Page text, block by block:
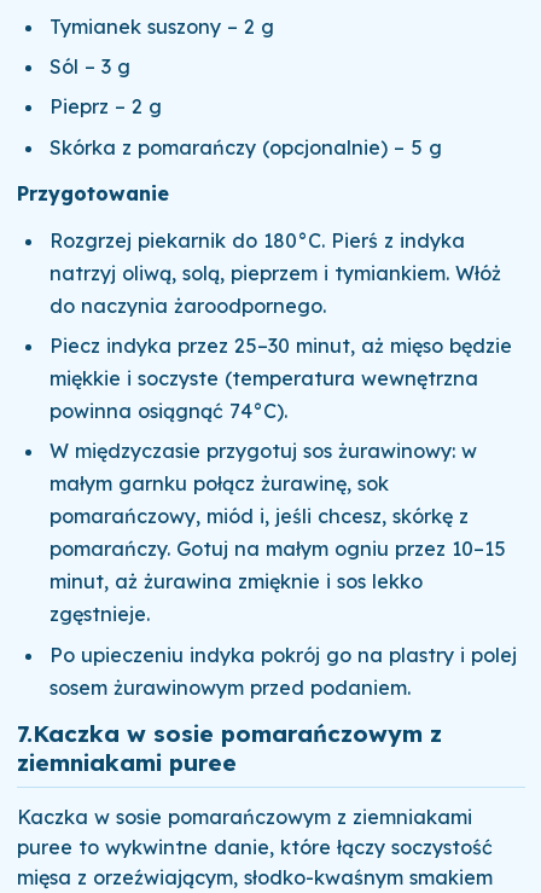
Tymianek suszony – 2 g
Sól – 3 g
Pieprz – 2 g
Skórka z pomarańczy (opcjonalnie) – 5 g
Przygotowanie
Rozgrzej piekarnik do 180°C. Pierś z indyka
natrzyj oliwą, solą, pieprzem i tymiankiem. Włóż
do naczynia żaroodpornego.
Piecz indyka przez 25–30 minut, aż mięso będzie
miękkie i soczyste (temperatura wewnętrzna
powinna osiągnąć 74°C).
W międzyczasie przygotuj sos żurawinowy: w
małym garnku połącz żurawinę, sok
pomarańczowy, miód i, jeśli chcesz, skórkę z
pomarańczy. Gotuj na małym ogniu przez 10–15
minut, aż żurawina zmięknie i sos lekko
zgęstnieje.
Po upieczeniu indyka pokrój go na plastry i polej
sosem żurawinowym przed podaniem.
7.Kaczka w sosie pomarańczowym z
ziemniakami puree
Kaczka w sosie pomarańczowym z ziemniakami
puree to wykwintne danie, które łączy soczystość
mięsa z orzeźwiającym, słodko-kwaśnym smakiem